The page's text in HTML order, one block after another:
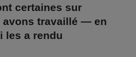
certaines sur
avons travaillé — en
les a rendu